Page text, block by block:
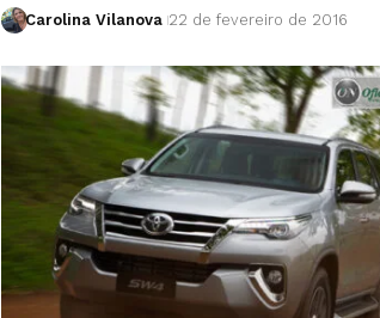
Carolina Vilanova 22 de fevereiro de 2016